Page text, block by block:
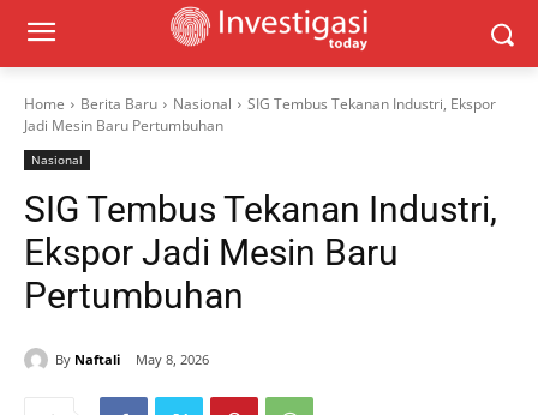
Home Berita Baru Nasional
SIG Tembus Tekanan Industri, Ekspor
Jadi Mesin Baru Pertumbuhan
Nasional
SIG Tembus Tekanan Industri,
Ekspor Jadi Mesin Baru
Pertumbuhan
By Naftali May 8, 2026